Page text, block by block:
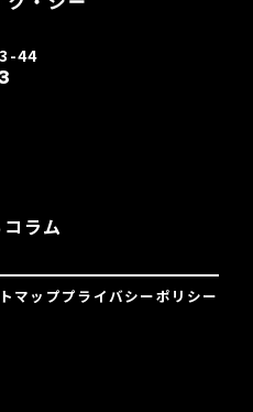
44
ラム
マッププライバシーポリシー